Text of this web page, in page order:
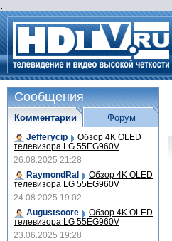
.
Сообщения
Комментарии
Jefferycip Обзор 4K OLED
телевизора LG 55EG960V
26.08.2025 21:28
RaymondRal
Обзор 4K OLED
телевизора LG 55EG960V
24.08.2025 19:02
Augustsoore
Обзор 4K OLED
телевизора LG 55EG960V
23.06.2025 19:28
Форум